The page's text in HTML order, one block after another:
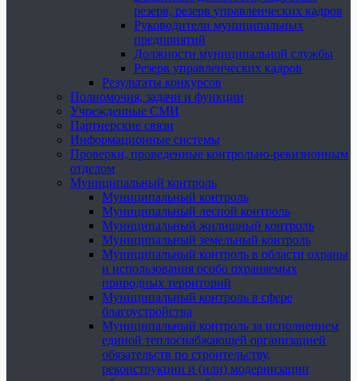
резерв, резерв управленческих кадров
Руководители муниципальных
предприятий
Должности муниципальной службы
Резерв управленческих кадров
Результаты конкурсов
Полномочия, задачи и функции
Учрежденные СМИ
Партнерские связи
Информационные системы
Проверки, проведенные контрольно-ревизионным
отделом
Муниципальный контроль
Муниципальный контроль
Муниципальный лесной контроль
Муниципальный жилищный контроль
Муниципальный земельный контроль
Муниципальный контроль в области охраны
и использования особо охраняемых
природных территорий
Муниципальный контроль в сфере
благоустройства
Муниципальный контроль за исполнением
единой теплоснабжающей организацией
обязательств по строительству,
реконструкции и (или) модернизации